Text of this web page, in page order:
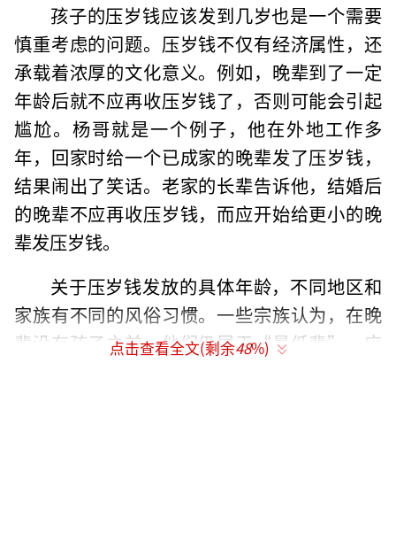
孩子的压岁钱应该发到几岁也是一个需要
慎重考虑的问题。压岁钱不仅有经济属性，还
承载着浓厚的文化意义。例如，晚辈到了一定
年龄后就不应再收压岁钱了，否则可能会引起
尴尬。杨哥就是一个例子，他在外地工作多
年，回家时给一个已成家的晚辈发了压岁钱，
结果闹出了笑话。老家的长辈告诉他，结婚后
的晚辈不应再收压岁钱，而应开始给更小的晚
辈发压岁钱。
关于压岁钱发放的具体年龄，不同地区和
家族有不同的风俗习惯。一些宗族认为，在晚
辈没有孩子之前，他们仍属于“最低辈”，应
点击查看全文(剩余48%)